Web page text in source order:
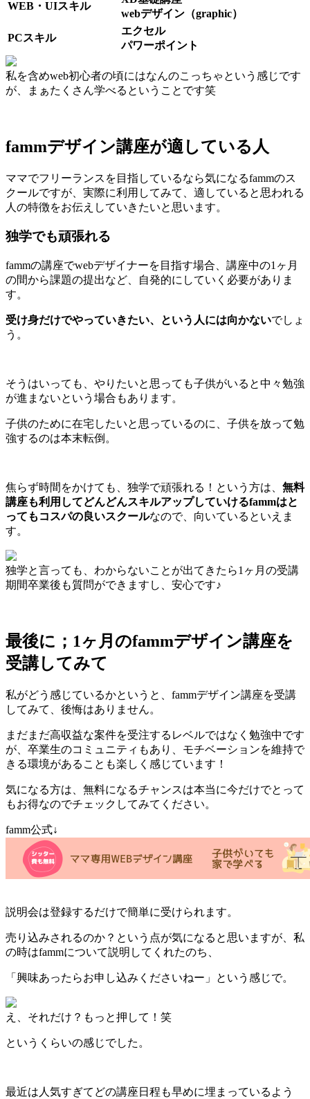
WEB・UIスキル
webデザイン（graphic）
PCスキル
エクセル
パワーポイント
私を含めweb初心者の頃にはなんのこっちゃという感じです
が、まぁたくさん学べるということです笑
fammデザイン講座が適している人
ママでフリーランスを目指しているなら気になるfammのス
クールですが、実際に利用してみて、適していると思われる
人の特徴をお伝えしていきたいと思います。
独学でも頑張れる
fammの講座でwebデザイナーを目指す場合、講座中の1ヶ月
の間から課題の提出など、自発的にしていく必要がありま
す。
受け身だけでやっていきたい、という人には向かないでしょ
う。
そうはいっても、やりたいと思っても子供がいると中々勉強
が進まないという場合もあります。
子供のために在宅したいと思っているのに、子供を放って勉
強するのは本末転倒。
焦らず時間をかけても、独学で頑張れる！という方は、 無料
講座も利用してどんどんスキルアップしていけるfammはと
ってもコスパの良いスクールなので、向いているといえま
す。
独学と言っても、わからないことが出てきたら1ヶ月の受講
期間卒業後も質問ができますし、安心です♪
最後に；1ヶ月のfammデザイン講座を
受講してみて
私がどう感じているかというと、fammデザイン講座を受講
してみて、後悔はありません。
まだまだ高収益な案件を受注するレベルではなく勉強中です
が、卒業生のコミュニティもあり、モチベーションを維持で
きる環境があることも楽しく感じています！
気になる方は、無料になるチャンスは本当に今だけでとって
もお得なのでチェックしてみてください。
famm公式↓
説明会は登録するだけで簡単に受けられます。
売り込みされるのか？という点が気になると思いますが、私
の時はfammについて説明してくれたのち、
「興味あったらお申し込みくださいねー」という感じで。
え、それだけ？もっと押して！笑
というくらいの感じでした。
最近は人気すぎてどの講座日程も早めに埋まっているよう